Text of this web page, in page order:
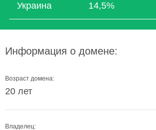
Украина 14,5%
Информация о домене:
Возраст домена:
20 лет
Владелец: